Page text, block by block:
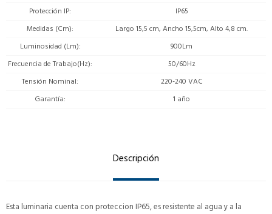
Protección IP
IP65
Medidas (Cm)
Largo 15,5 cm, Ancho 15,5cm, Alto 4,8 cm.
Luminosidad (Lm)
900Lm
Frecuencia de Trabajo(Hz)
50/60Hz
Tensión Nominal
220-240 VAC
Garantía
1 año
Descripción
Esta luminaria cuenta con proteccion IP65, es resistente al agua y a la